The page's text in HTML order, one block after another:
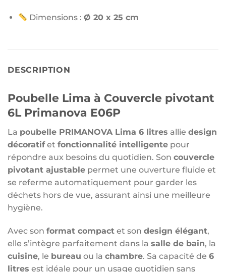
Dimensions :Ø 20 x 25 cm
DESCRIPTION
Poubelle Lima à Couvercle pivotant
6L Primanova E06P
La poubelle PRIMANOVA Lima 6 litres allie design
décoratifet fonctionnalité intelligente pour
répondre aux besoins du quotidien. Son couvercle
pivotant ajustable permet une ouverture fluide et
se referme automatiquement pour garder les
déchets hors de vue, assurant ainsi une meilleure
hygiène.
Avec son format compact et son design élégant,
elle s’intègre parfaitement dans la salle de bain, la
cuisine, le bureau ou la chambre. Sa capacité de 6
litres est idéale pour un usage quotidien sans